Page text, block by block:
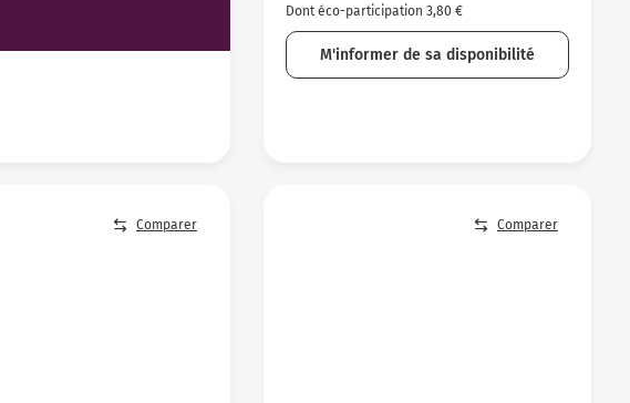
Dont éco-participation 3,80 €
M'informer de sa disponibilité
Comparer Comparer